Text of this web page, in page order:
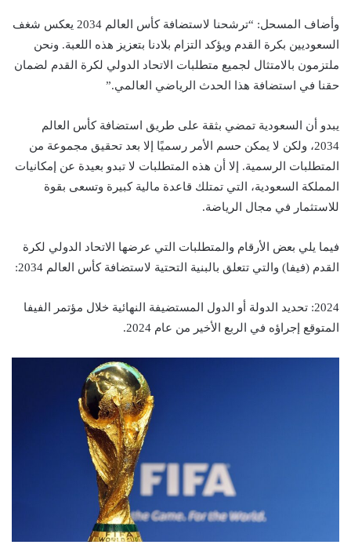
وأضاف المسحل: “ترشحنا لاستضافة كأس العالم 2034 يعكس شغف
السعوديين بكرة القدم ويؤكد التزام بلادنا بتعزيز هذه اللعبة. ونحن
ملتزمون بالامتثال لجميع متطلبات الاتحاد الدولي لكرة القدم لضمان
حقنا في استضافة هذا الحدث الرياضي العالمي.”
يبدو أن السعودية تمضي بثقة على طريق استضافة كأس العالم
2034، ولكن لا يمكن حسم الأمر رسميًا إلا بعد تحقيق مجموعة من
المتطلبات الرسمية. إلا أن هذه المتطلبات لا تبدو بعيدة عن إمكانيات
المملكة السعودية، التي تمتلك قاعدة مالية كبيرة وتسعى بقوة
للاستثمار في مجال الرياضة.
فيما يلي بعض الأرقام والمتطلبات التي عرضها الاتحاد الدولي لكرة
القدم (فيفا) والتي تتعلق بالبنية التحتية لاستضافة كأس العالم 2034:
2024: تحديد الدولة أو الدول المستضيفة النهائية خلال مؤتمر الفيفا
المتوقع إجراؤه في الربع الأخير من عام 2024.